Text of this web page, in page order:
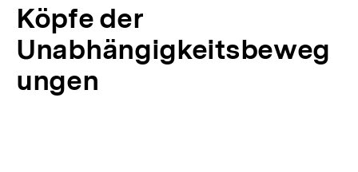
Köpfe der
Unabhängigkeitsbeweg
ungen